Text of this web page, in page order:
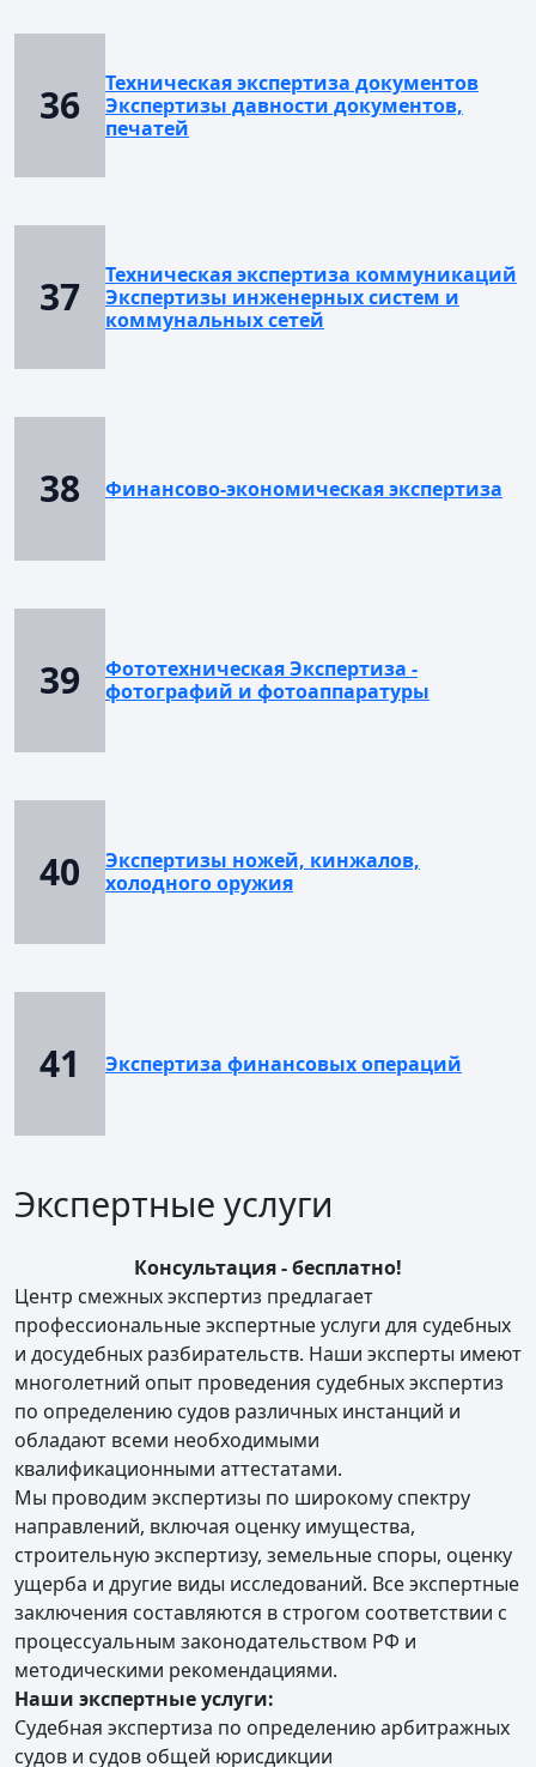
36
Техническая экспертиза документов
Экспертизы давности документов,
печатей
37
Техническая экспертиза коммуникаций
Экспертизы инженерных систем и
коммунальных сетей
38 Финансово-экономическая экспертиза
39
Фототехническая Экспертиза -
фотографий и фотоаппаратуры
40
Экспертизы ножей, кинжалов,
холодного оружия
41 Экспертиза финансовых операций
Экспертные услуги
Консультация - бесплатно!
Центр смежных экспертиз предлагает
профессиональные экспертные услуги для судебных
и досудебных разбирательств. Наши эксперты имеют
многолетний опыт проведения судебных экспертиз
по определению судов различных инстанций и
обладают всеми необходимыми
квалификационными аттестатами.
Мы проводим экспертизы по широкому спектру
направлений, включая оценку имущества,
строительную экспертизу, земельные споры, оценку
ущерба и другие виды исследований. Все экспертные
заключения составляются в строгом соответствии с
процессуальным законодательством РФ и
методическими рекомендациями.
Наши экспертные услуги:
Судебная экспертиза по определению арбитражных
судов и судов общей юрисдикции